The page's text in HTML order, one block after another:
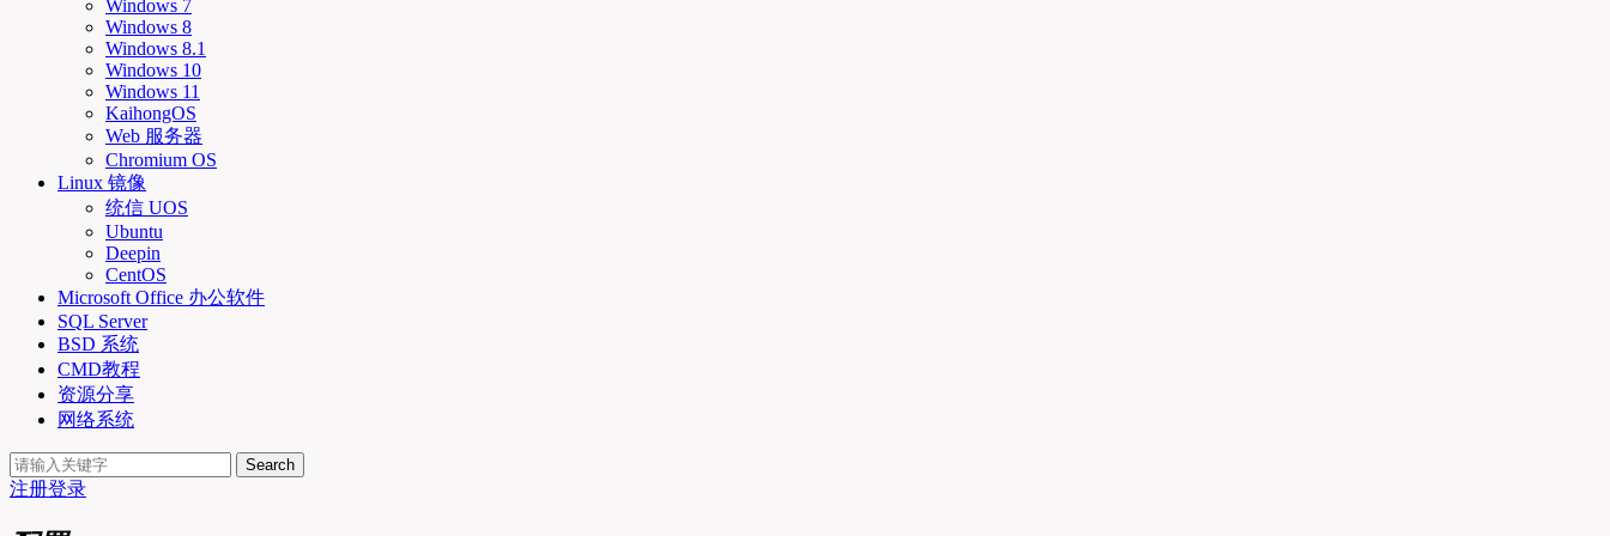
Windows 7
Windows 8
Windows 8.1
Windows 10
Windows 11
KaihongOS
Web 服务器
Chromium OS
Linux 镜像
统信 UOS
Ubuntu
Deepin
CentOS
Microsoft Office 办公软件
SQL Server
BSD 系统
CMD教程
资源分享
网络系统
Search
注册登录